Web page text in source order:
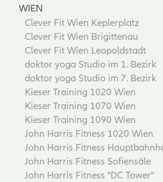
WIEN
Clever Fit Wien Keplerplatz
Clever Fit Wien Brigittenau
Clever Fit Wien Leopoldstadt
doktor yoga Studio im 1. Bezirk
doktor yoga Studio im 7. Bezirk
Kieser Training 1020 Wien
Kieser Training 1070 Wien
Kieser Training 1090 Wien
John Harris Fitness 1020 Wien
John Harris Fitness
John Harris Fitness Sofiensäle
John Harris Fitness "DC Tower"